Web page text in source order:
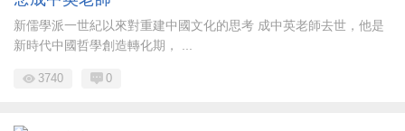
新儒學派一世紀以來對重建中國文化的思考 成中英老師去世，他是
新時代中國哲學創造轉化期， ...
3740 0